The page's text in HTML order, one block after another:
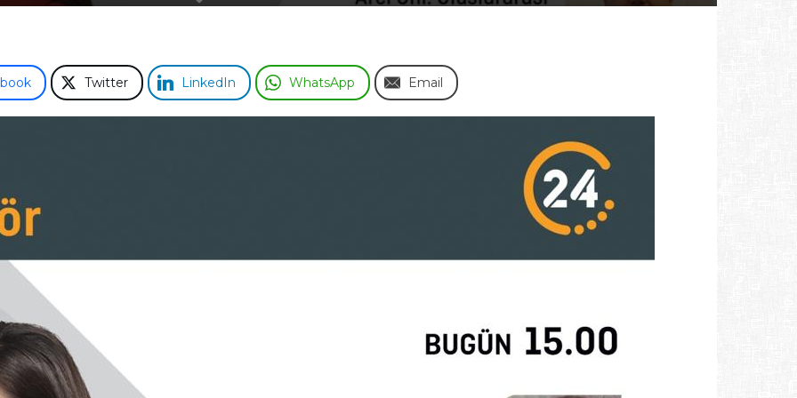
Twitter LinkedIn WhatsApp Email